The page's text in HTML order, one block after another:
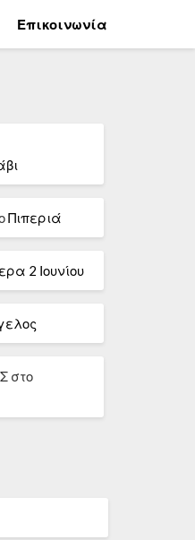
Επικοινωνία
Πιπεριά
2 Ιουνίου
στο